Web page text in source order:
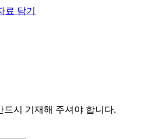
료 담기
드시 기재해 주셔야 합니다.